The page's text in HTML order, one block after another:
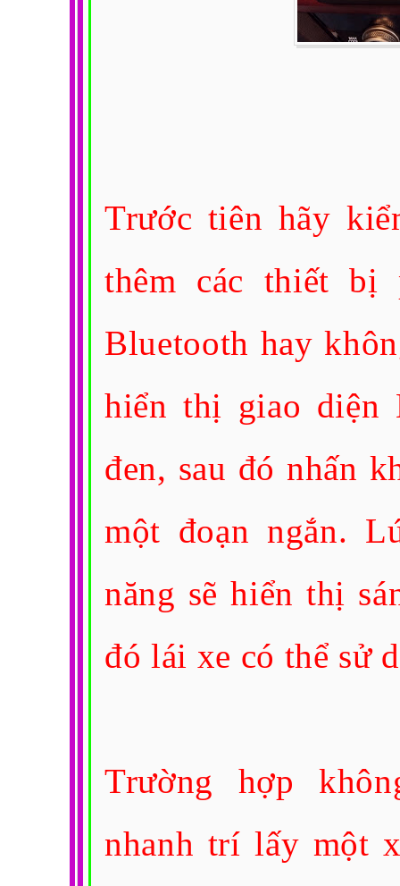
Trước tiên hãy
thêm các thiết bị
Bluetooth hay
hiển thị giao diện
đen, sau đó nhấn
một đoạn ngắn.
năng sẽ hiển thị
đó lái xe có thể sử
Trường hợp
nhanh trí lấy một